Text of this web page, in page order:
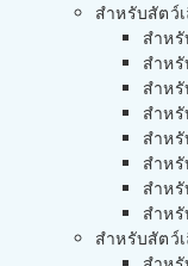
สำหรับสัตว์
สำห
สำห
สำห
สำห
สำห
สำห
สำห
สำห
สำหรับสัตว์